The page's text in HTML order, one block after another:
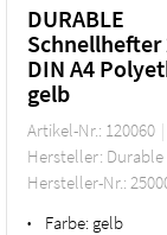
DURABLE
Schnellhefter
DIN A4
gelb
Artikel-Nr.: 120060
Hersteller: Durable
Hersteller-Nr.:
• Farbe: gelb